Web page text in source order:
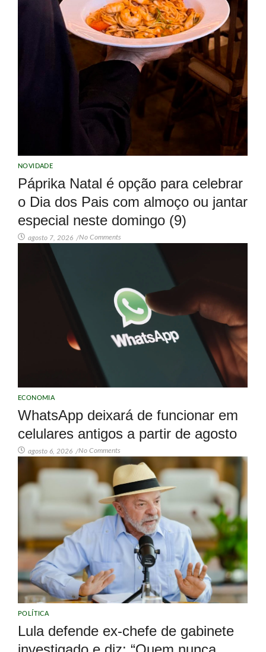
NOVIDADE
Páprika Natal é opção para celebrar
o Dia dos Pais com almoço ou jantar
especial neste domingo (9)
agosto 7, 2026 /No Comments
ECONOMIA
WhatsApp deixará de funcionar em
celulares antigos a partir de agosto
agosto 6, 2026 /No Comments
POLÍTICA
Lula defende ex-chefe de gabinete